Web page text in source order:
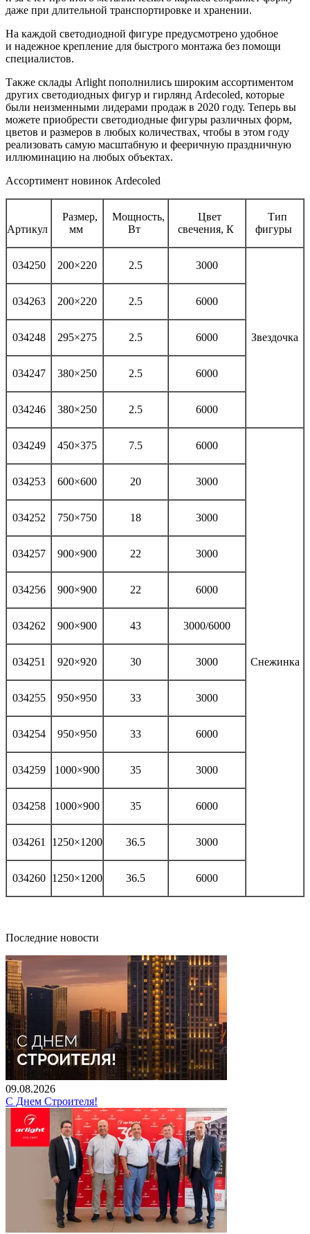
даже при длительной транспортировке и хранении.
На каждой светодиодной фигуре предусмотрено удобное
и надежное крепление для быстрого монтажа без помощи
специалистов.
Также склады Arlight пополнились широким ассортиментом
других светодиодных фигур и гирлянд Ardecoled, которые
были неизменными лидерами продаж в 2020 году. Теперь вы
можете приобрести светодиодные фигуры различных форм,
цветов и размеров в любых количествах, чтобы в этом году
реализовать самую масштабную и фееричную праздничную
иллюминацию на любых объектах.
Ассортимент новинок Ardecoled
Артикул
Размер,
мм
Мощность,
Вт
Цвет
свечения, К
Тип
фигуры
034250 200×220 2.5 3000
Звездочка
034263 200×220 2.5 6000
034248 295×275 2.5 6000
034247 380×250 2.5 6000
034246 380×250 2.5 6000
034249 450×375 7.5 6000
Снежинка
034253 600×600 20 3000
034252 750×750 18 3000
034257 900×900 22 3000
034256 900×900 22 6000
034262 900×900 43 3000/6000
034251 920×920 30 3000
034255 950×950 33 3000
034254 950×950 33 6000
034259 1000×900 35 3000
034258 1000×900 35 6000
034261 1250×1200 36.5 3000
034260 1250×1200 36.5 6000
Последние новости
09.08.2026
С Днем Строителя!